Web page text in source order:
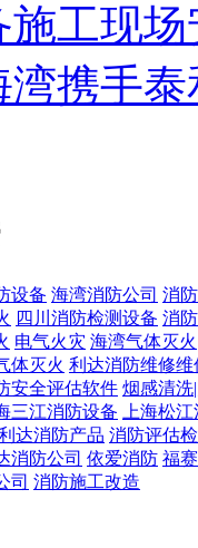
工现
携手
设备 海湾消防公司 消
四川消防检测设备 消
电气火灾 海湾气体灭
体灭火 利达消防维修维
安全评估软件 烟感清洗
三江消防设备
上海松
达消防产品 消防评估
消防公司 依爱消防 福
司 消防施工改造